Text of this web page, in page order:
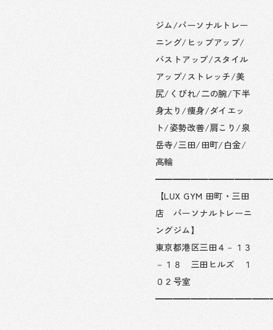
ジム/パーソナルトレー
ニング/ヒップアップ/
バストアップ/スタイル
アップ/ストレッチ/美
尻/くびれ/二の腕/下半
身太り/痩身/ダイエッ
ト/姿勢改善/肩こり/泉
岳寺/三田/田町/白金/
高輪
【LUX GYM 田町・三田
店 パーソナルトレーニ
ングジム】
東京都港区三田４－１３
－１８ 三田ヒルズ １
０２号室